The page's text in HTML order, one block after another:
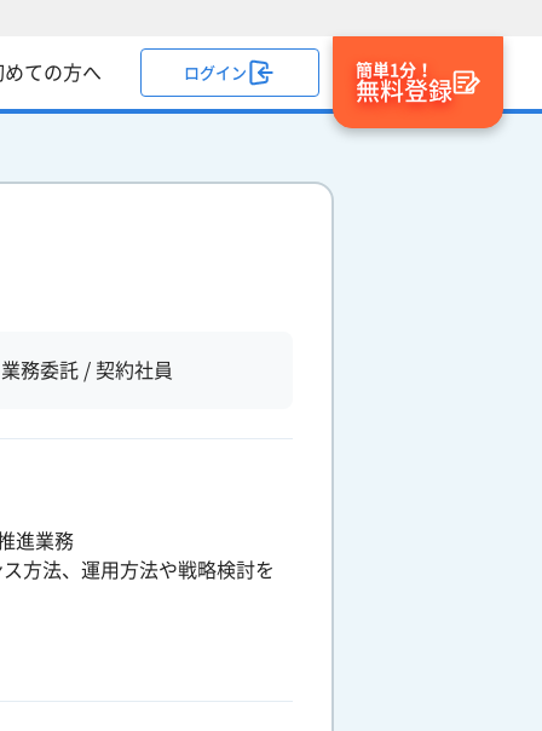
めての方へ ログイン 簡単1分！
無料登録
業務委託 / 契約社員
進業務
方法、運用方法や戦略検討を